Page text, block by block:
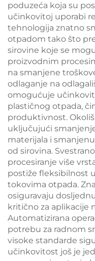
poduzeća koja su
učinkovitoj uporabi
tehnologija znatno
otpadom tako što
sirovine koje se
proizvodnim
na smanjene
odlaganje na
omogućuje
plastičnog otpada,
produktivnost.
uključujući
materijala i
od sirovina.
procesiranje više
postiže fleksibilnost
tokovima otpada.
osiguravaju
kritično za aplikacije
Automatizirana
potrebu za radnom
visoke standarde
učinkovitost još je